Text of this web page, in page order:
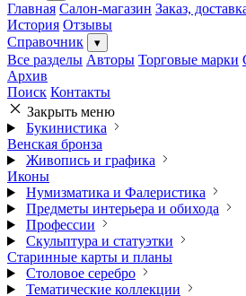
Главная Салон-магазин Заказ,
История Отзывы
Справочник
▾
Все разделы Авторы Торговые марки
Архив
Поиск Контакты
Закрыть меню
Букинистика
Венская бронза
Живопись и графика
Иконы
Нумизматика и Фалеристика
Предметы интерьера и обихода
Профессии
Скульптура и статуэтки
Старинные карты и планы
Столовое серебро
Тематические коллекции